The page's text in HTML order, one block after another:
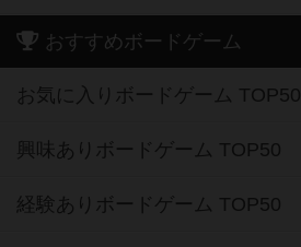
おすすめボードゲーム
お気に入りボードゲーム TOP50
興味ありボードゲーム TOP50
経験ありボードゲーム TOP50